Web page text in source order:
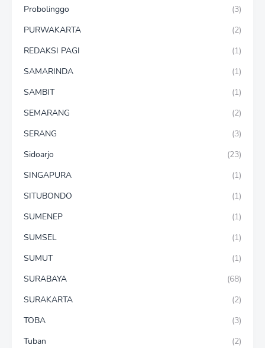
Probolinggo
(3)
PURWAKARTA
(2)
REDAKSI PAGI
(1)
SAMARINDA
(1)
SAMBIT
(1)
SEMARANG
(2)
SERANG
(3)
Sidoarjo
(23)
SINGAPURA
(1)
SITUBONDO
(1)
SUMENEP
(1)
SUMSEL
(1)
SUMUT
(1)
SURABAYA
(68)
SURAKARTA
(2)
TOBA
(3)
Tuban
(2)